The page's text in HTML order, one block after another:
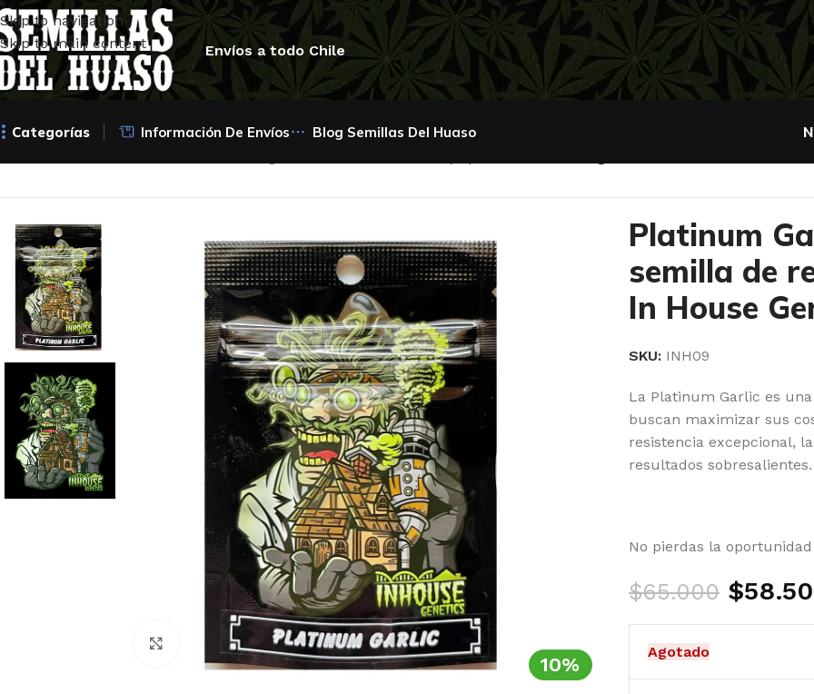
Skip to navigation
Skip to main content
Envíos a todo Chile
Categorías Información De Envíos Blog Semillas Del Huaso
10%
Clic para ampliar
Platinum
semilla de
In House
SKU: INH09
La Platinum Garlic es
buscan maximizar sus
resistencia excepcional,
resultados sobresalientes.
No pierdas la
$65.000 $
Agotado